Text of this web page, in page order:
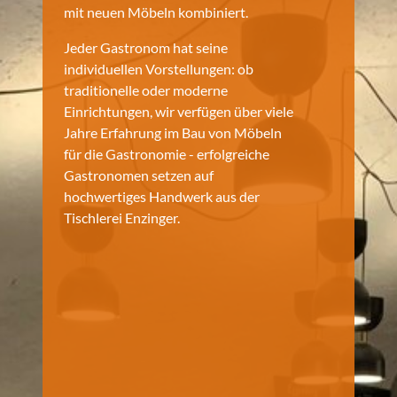
mit neuen Möbeln kombiniert.
Jeder Gastronom hat seine
individuellen Vorstellungen: ob
traditionelle oder moderne
Einrichtungen, wir verfügen über viele
Jahre Erfahrung im Bau von Möbeln
für die Gastronomie - erfolgreiche
Gastronomen setzen auf
hochwertiges Handwerk aus der
Tischlerei Enzinger.